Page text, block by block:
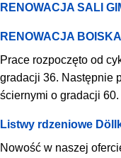
RENOWACJA SALI
RENOWACJA
Prace rozpoczęto od
gradacji 36. Następnie
ściernymi o gradacji 60.
Listwy rdzeniowe
Nowość w naszej